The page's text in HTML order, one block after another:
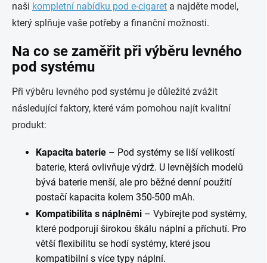
naši kompletní nabídku pod e-cigaret a najděte model,
který splňuje vaše potřeby a finanční možnosti.
Na co se zaměřit při výběru levného
pod systému
Při výběru levného pod systému je důležité zvážit
následující faktory, které vám pomohou najít kvalitní
produkt:
Kapacita baterie – Pod systémy se liší velikostí
baterie, která ovlivňuje výdrž. U levnějších modelů
bývá baterie menší, ale pro běžné denní použití
postačí kapacita kolem 350-500 mAh.
Kompatibilita s náplněmi – Vybírejte pod systémy,
které podporují širokou škálu náplní a příchutí. Pro
větší flexibilitu se hodí systémy, které jsou
kompatibilní s více typy náplní.